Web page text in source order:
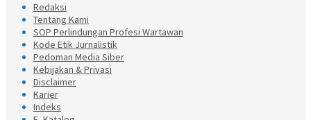
Redaksi
Tentang Kami
SOP Perlindungan Profesi Wartawan
Kode Etik Jurnalistik
Pedoman Media Siber
Kebijakan & Privasi
Disclaimer
Karier
Indeks